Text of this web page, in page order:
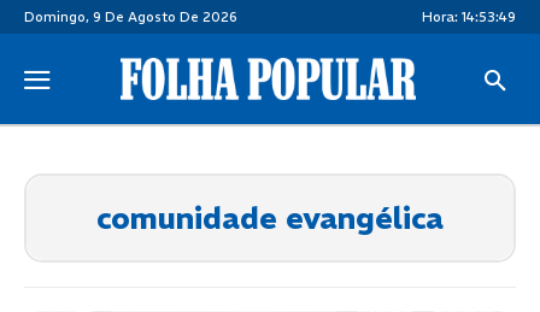
Domingo, 9 De Agosto De 2026 Hora: 14:53:49
comunidade evangélica